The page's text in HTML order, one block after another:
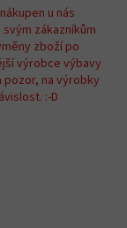
u nás
zákazníkům
zboží po
výrobce výbavy
na výrobky
:-D